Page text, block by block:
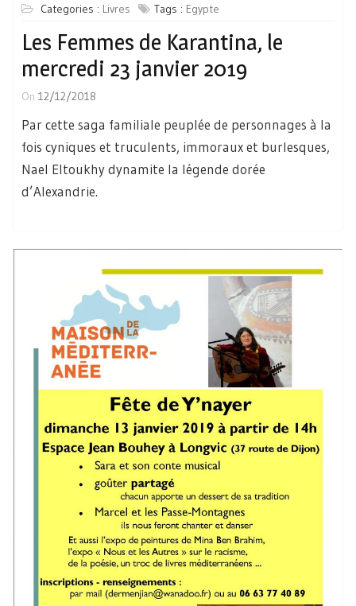
Categories : Livres Tags : Egypte
Les Femmes de Karantina, le
mercredi 23 janvier 2019
On 12/12/2018
Par cette saga familiale peuplée de personnages à la
fois cyniques et truculents, immoraux et burlesques,
Nael Eltoukhy dynamite la légende dorée
d’Alexandrie.